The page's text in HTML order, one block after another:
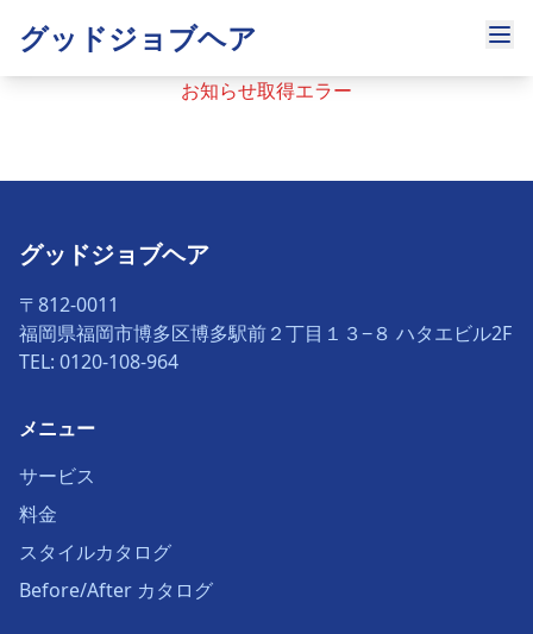
グッドジョブヘア
お知らせ取得エラー
グッドジョブヘア
〒812-0011
福岡県福岡市博多区博多駅前２丁目１３−８ ハタエビル2F
TEL: 0120-108-964
メニュー
サービス
料金
スタイルカタログ
Before/After カタログ